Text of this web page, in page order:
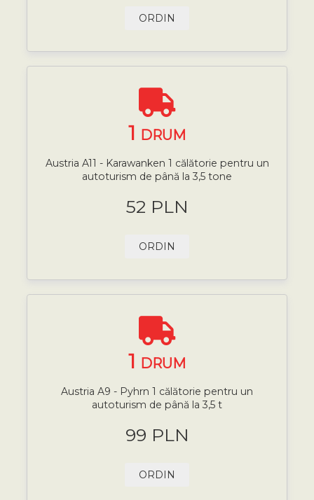
ORDIN
1 DRUM
Austria A11 - Karawanken 1 călătorie pentru un
autoturism de până la 3,5 tone
52 PLN
ORDIN
1 DRUM
Austria A9 - Pyhrn 1 călătorie pentru un
autoturism de până la 3,5 t
99 PLN
ORDIN